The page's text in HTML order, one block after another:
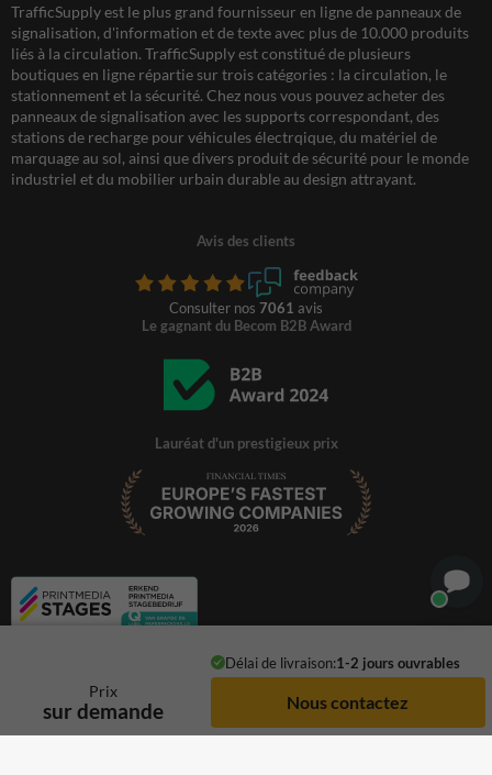
Délai de livraison:1-2 jours ouvrables
Prix
sur demande
TrafficSupply est le plus grand fournisseur en ligne de panneaux de
signalisation, d'information et de texte avec plus de 10.000 produits
liés à la circulation. TrafficSupply est constitué de plusieurs
boutiques en ligne répartie sur trois catégories : la circulation, le
stationnement et la sécurité. Chez nous vous pouvez acheter des
panneaux de signalisation avec les supports correspondant, des
stations de recharge pour véhicules électrqique, du matériel de
marquage au sol, ainsi que divers produit de sécurité pour le monde
industriel et du mobilier urbain durable au design attrayant.
Avis des clients
Consulter nos 7061 avis
Le gagnant du Becom B2B Award
Lauréat d'un prestigieux prix
© 2026 TrafficSupply. Tous droits réservés.